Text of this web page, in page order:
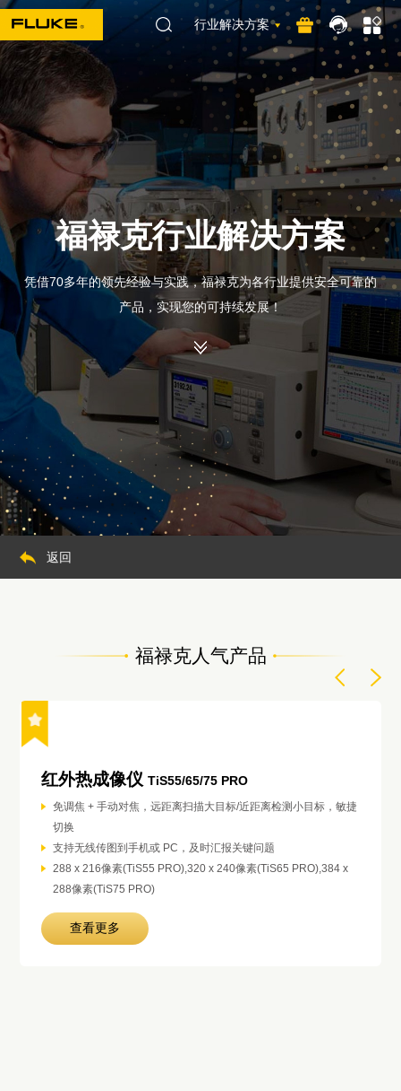
行业解决方案
福禄克行业解决方案
凭借70多年的领先经验与实践，福禄克为各行业提供安全可靠的
产品，实现您的可持续发展！
返回
福禄克人气产品
红外热成像仪 TiS55/65/75 PRO
免调焦 + 手动对焦，远距离扫描大目标/近距离检测小目标，敏捷
切换
支持无线传图到手机或 PC，及时汇报关键问题
288 x 216像素(TiS55 PRO),320 x 240像素(TiS65 PRO),384 x
288像素(TiS75 PRO)
查看更多